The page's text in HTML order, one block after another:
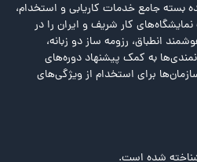
بسته جامع خدمات کاریابی و استخدام،
کار شریف و ایران را در
انطباق، رزومه ساز دو زبانه،
به کمک پیشنهاد دوره‌های
برای استخدام از ویژگی‌های
شده است.